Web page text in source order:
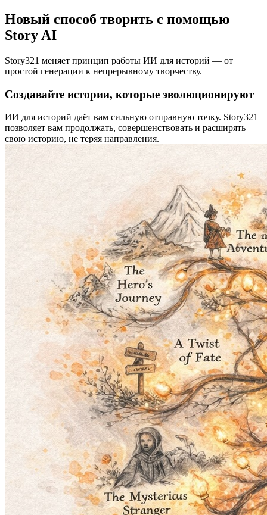
Новый способ творить с помощью
Story AI
Story321 меняет принцип работы ИИ для историй — от
простой генерации к непрерывному творчеству.
Создавайте истории, которые эволюционируют
ИИ для историй даёт вам сильную отправную точку. Story321
позволяет вам продолжать, совершенствовать и расширять
свою историю, не теряя направления.